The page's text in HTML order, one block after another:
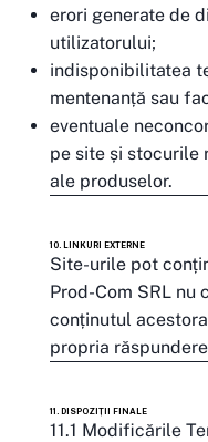
erori generate de
utilizatorului;
indisponibilitatea
mentenanță sau
eventuale
pe site și stocurile
ale produselor.
10. LINKURI EXTERNE
Site-urile pot
Prod-Com SRL nu
conținutul
propria
11. DISPOZIȚII FINALE
11.1 Modificările